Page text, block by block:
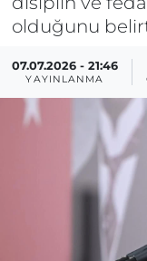
olduğunu
07.07.2026 - 21:46
YAYINLANMA